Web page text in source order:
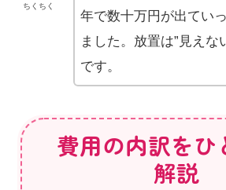
ちくちく
年で数十万円が出てい
ました。放置は”見えな
です。
費用の内訳をひ
解説